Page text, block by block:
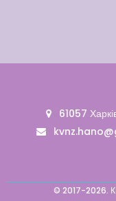
61057
© 2017-2026.